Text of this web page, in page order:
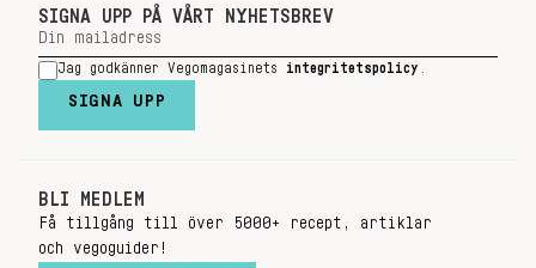
SIGNA UPP PÅ VÅRT NYHETSBREV
Jag godkänner Vegomagasinets integritetspolicy
SIGNA UPP
BLI MEDLEM
Få tillgång till över 5000+ recept, artiklar
och vegoguider!